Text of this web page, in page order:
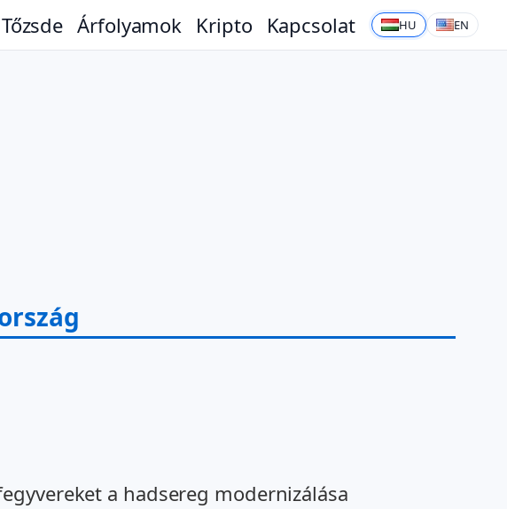
Tőzsde Árfolyamok Kripto Kapcsolat HU EN
a hadsereg modernizálása